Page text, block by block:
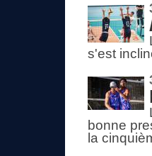
s'est
bonne
la